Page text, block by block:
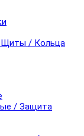
Щиты / Кольца
/ Защита